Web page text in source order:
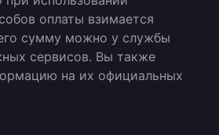
оплаты взимается
сумму можно у службы
сервисов. Вы также
на их официальных